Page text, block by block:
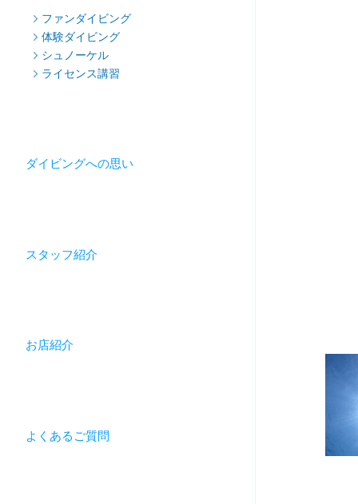
ファンダイビング
体験ダイビング
シュノーケル
ライセンス講習
ダイビングへの思い
スタッフ紹介
お店紹介
よくあるご質問